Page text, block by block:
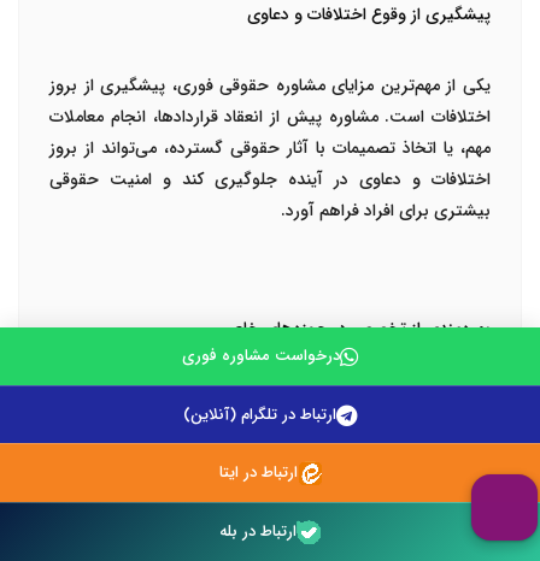
پیشگیری از وقوع اختلافات و دعاوی
یکی از مهم‌ترین مزایای مشاوره حقوقی فوری، پیشگیری از بروز
اختلافات است. مشاوره پیش از انعقاد قراردادها، انجام معاملات
مهم، یا اتخاذ تصمیمات با آثار حقوقی گسترده، می‌تواند از بروز
اختلافات و دعاوی در آینده جلوگیری کند و امنیت حقوقی
بیشتری برای افراد فراهم آورد.
بهره‌مندی از تخصص در حوزه‌های خاص
در نظام حقوقی پیچیده امروز، تخصص در حوزه‌های مختلف
اهمیت ویژه‌ای دارد. مشاوره فوری با وکیل حرفه‌ای این امکان را
فراهم می‌آورد که از دانش و تجربه تخصصی وکلا در حوزه‌های
خاص مانند حقوق خانواده، حقوق کیفری، حقوق تجارت، یا حقوق
بین‌الملل بهره‌مند شوید و راهکارهای دقیق‌تر و کارآمدتری دریافت
درخواست مشاوره فوری
ارتباط در تلگرام (آنلاین)
ارتباط در ایتا
ارتباط در بله